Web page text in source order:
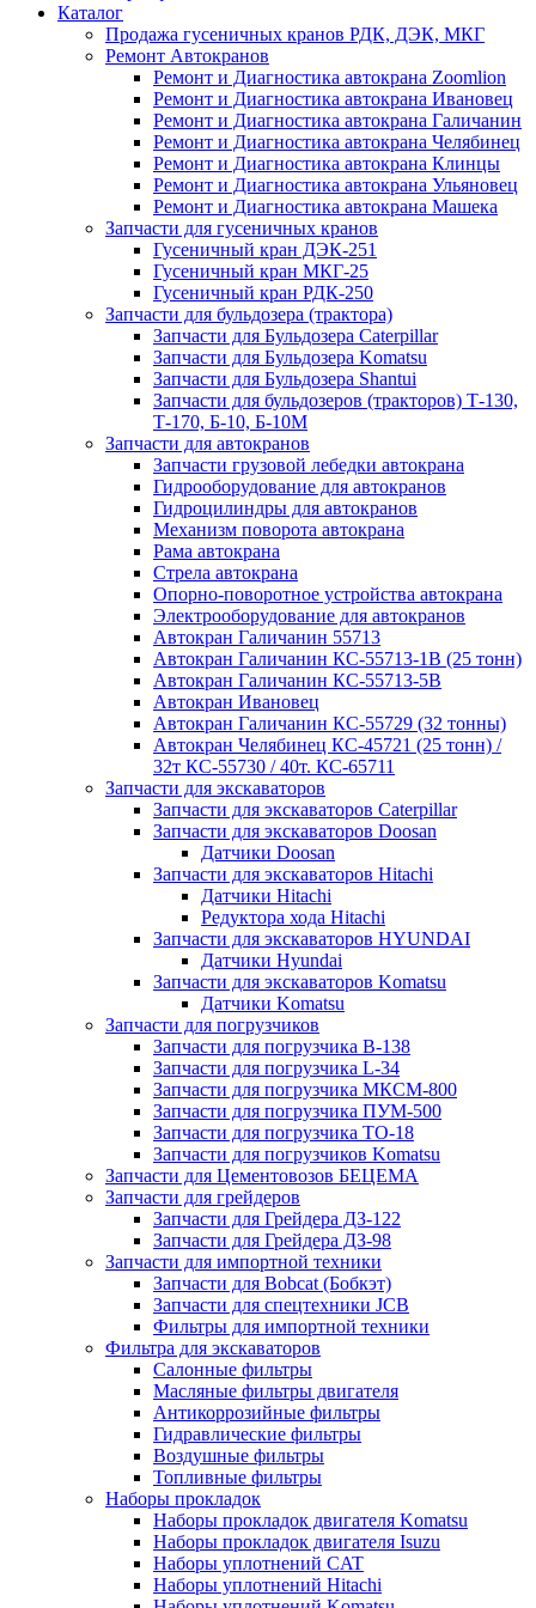
Каталог
Продажа гусеничных кранов РДК, ДЭК, МКГ
Ремонт Автокранов
Ремонт и Диагностика автокрана Zoomlion
Ремонт и Диагностика автокрана Ивановец
Ремонт и Диагностика автокрана Галичанин
Ремонт и Диагностика автокрана Челябинец
Ремонт и Диагностика автокрана Клинцы
Ремонт и Диагностика автокрана Ульяновец
Ремонт и Диагностика автокрана Машека
Запчасти для гусеничных кранов
Гусеничный кран ДЭК-251
Гусеничный кран МКГ-25
Гусеничный кран РДК-250
Запчасти для бульдозера (трактора)
Запчасти для Бульдозера Caterpillar
Запчасти для Бульдозера Komatsu
Запчасти для Бульдозера Shantui
Запчасти для бульдозеров (тракторов) Т-130,
Т-170, Б-10, Б-10М
Запчасти для автокранов
Запчасти грузовой лебедки автокрана
Гидрооборудование для автокранов
Гидроцилиндры для автокранов
Механизм поворота автокрана
Рама автокрана
Стрела автокрана
Опорно-поворотное устройства автокрана
Электрооборудование для автокранов
Автокран Галичанин 55713
Автокран Галичанин КС-55713-1В (25 тонн)
Автокран Галичанин КС-55713-5В
Автокран Ивановец
Автокран Галичанин КС-55729 (32 тонны)
Автокран Челябинец КС-45721 (25 тонн) /
32т КС-55730 / 40т. КС-65711
Запчасти для экскаваторов
Запчасти для экскаваторов Caterpillar
Запчасти для экскаваторов Doosan
Датчики Doosan
Запчасти для экскаваторов Hitachi
Датчики Hitachi
Редуктора хода Hitachi
Запчасти для экскаваторов HYUNDAI
Датчики Hyundai
Запчасти для экскаваторов Komatsu
Датчики Komatsu
Запчасти для погрузчиков
Запчасти для погрузчика B-138
Запчасти для погрузчика L-34
Запчасти для погрузчика МКСМ-800
Запчасти для погрузчика ПУМ-500
Запчасти для погрузчика ТО-18
Запчасти для погрузчиков Komatsu
Запчасти для Цементовозов БЕЦЕМА
Запчасти для грейдеров
Запчасти для Грейдера ДЗ-122
Запчасти для Грейдера ДЗ-98
Запчасти для импортной техники
Запчасти для Bobcat (Бобкэт)
Запчасти для спецтехники JCB
Фильтры для импортной техники
Фильтра для экскаваторов
Салонные фильтры
Масляные фильтры двигателя
Антикоррозийные фильтры
Гидравлические фильтры
Воздушные фильтры
Топливные фильтры
Наборы прокладок
Наборы прокладок двигателя Komatsu
Наборы прокладок двигателя Isuzu
Наборы уплотнений CAT
Наборы уплотнений Hitachi